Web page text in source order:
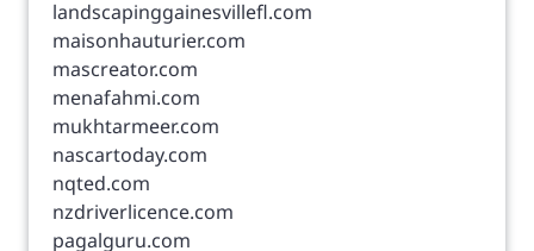
landscapinggainesvillefl.com
maisonhauturier.com
mascreator.com
menafahmi.com
mukhtarmeer.com
nascartoday.com
nqted.com
nzdriverlicence.com
pagalguru.com